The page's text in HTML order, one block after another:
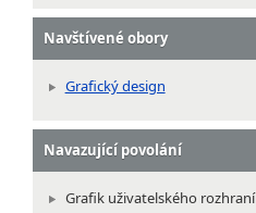
Navštívené obory
Grafický design
Navazující povolání
Grafik uživatelského rozhraní